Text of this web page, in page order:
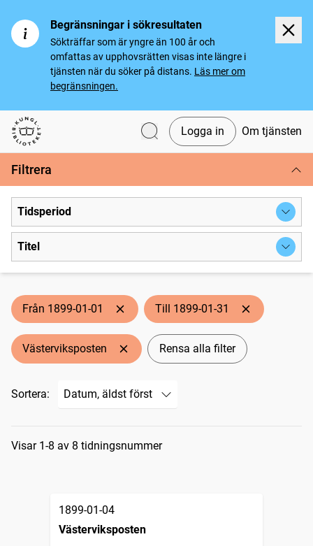
Begränsningar i sökresultaten
Sökträffar som är yngre än 100 år och
omfattas av upphovsrätten visas inte längre i
tjänsten när du söker på distans. Läs mer om
begränsningen.
Svenska tidningar
Logga in Om tjänsten
Filtrera
Tidsperiod
Titel
Från 1899-01-01 Till 1899-01-31
Västerviksposten Rensa alla filter
Sortera:
Sökresultat
Visar 1-8 av 8 tidningsnummer
1899-01-04
Västerviksposten